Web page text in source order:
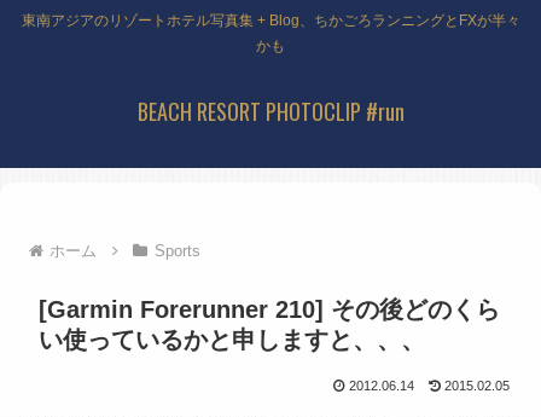
東南アジアのリゾートホテル写真集 + Blog、ちかごろランニングとFXが半々
かも
BEACH RESORT PHOTOCLIP #run
ホーム Sports
[Garmin Forerunner 210] その後どのくら
い使っているかと申しますと、、、
2012.06.14 2015.02.05